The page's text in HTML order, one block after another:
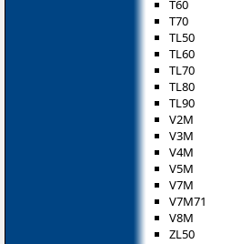
T60
T70
TL50
TL60
TL70
TL80
TL90
V2M
V3M
V4M
V5M
V7M
V7M71
V8M
ZL50